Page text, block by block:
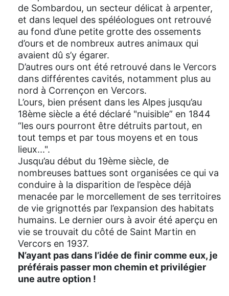
de Sombardou, un secteur délicat à arpenter,
et dans lequel des spéléologues ont retrouvé
au fond d’une petite grotte des ossements
d’ours et de nombreux autres animaux qui
avaient dû s’y égarer.
D’autres ours ont été retrouvé dans le Vercors
dans différentes cavités, notamment plus au
nord à Corrençon en Vercors.
L’ours, bien présent dans les Alpes jusqu’au
18ème siècle a été déclaré "nuisible” en 1844
“les ours pourront être détruits partout, en
tout temps et par tous moyens et en tous
lieux...".
Jusqu’au début du 19ème siècle, de
nombreuses battues sont organisées ce qui va
conduire à la disparition de l’espèce déjà
menacée par le morcellement de ses territoires
de vie grignottés par l’expansion des habitats
humains. Le dernier ours à avoir été aperçu en
vie se trouvait du côté de Saint Martin en
Vercors en 1937.
N’ayant pas dans l’idée de finir comme eux, je
préférais passer mon chemin et privilégier
une autre option !